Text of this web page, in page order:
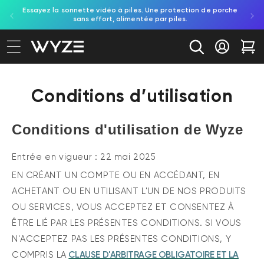
au contenu
d'accessibilité
Essayez la sonnette vidéo à piles. Une protection de porche
sans effort, alimentée par piles.
Se
Conditions d’utilisation
Conditions d'utilisation de Wyze
Entrée en vigueur : 22 mai 2025
EN CRÉANT UN COMPTE OU EN ACCÉDANT, EN
ACHETANT OU EN UTILISANT L'UN DE NOS PRODUITS
OU SERVICES, VOUS ACCEPTEZ ET CONSENTEZ À
ÊTRE LIÉ PAR LES PRÉSENTES CONDITIONS. SI VOUS
N'ACCEPTEZ PAS LES PRÉSENTES CONDITIONS, Y
COMPRIS LA CLAUSE D'ARBITRAGE OBLIGATOIRE ET LA